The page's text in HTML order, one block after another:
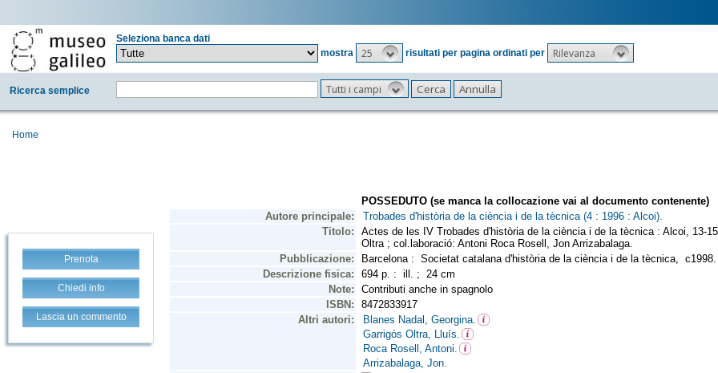
Seleziona banca dati
mostra
25 risultati per pagina ordinati per Rilevanza
Ricerca semplice Tutti i campi
Home
Prenota
Chiedi info
Lascia un commento